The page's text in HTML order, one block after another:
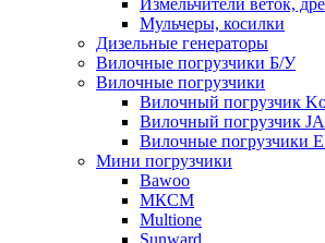
Измельчители веток,
Мульчеры, косилки
Дизельные генераторы
Вилочные погрузчики Б/У
Вилочные погрузчики
Вилочный погрузчик
Вилочный погрузчик
Вилочные погрузчики
Мини погрузчики
Bawoo
МКСМ
Multione